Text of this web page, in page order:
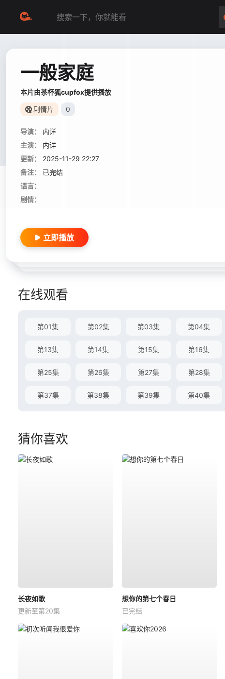
一般家庭
本片由茶杯狐cupfox提供播放
剧情片 0
导演：
内详
主演：
内详
更新：
2025-11-29 22:27
备注：
已完结
语言：
剧情：
立即播放
在线观看
第01集 第02集 第03集 第04集
第13集 第14集 第15集 第16集
第25集 第26集 第27集 第28集
第37集 第38集 第39集 第40集
猜你喜欢
长夜如歌
更新至第20集
想你的第七个春日
已完结